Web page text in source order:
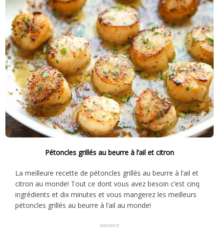
Pétoncles grillés au beurre à l’ail et citron
La meilleure recette de pétoncles grillés au beurre à l’ail et
citron au monde! Tout ce dont vous avez besoin c’est cinq
ingrédients et dix minutes et vous mangerez les meilleurs
pétoncles grillés au beurre à l’ail au monde!
ANNONCE